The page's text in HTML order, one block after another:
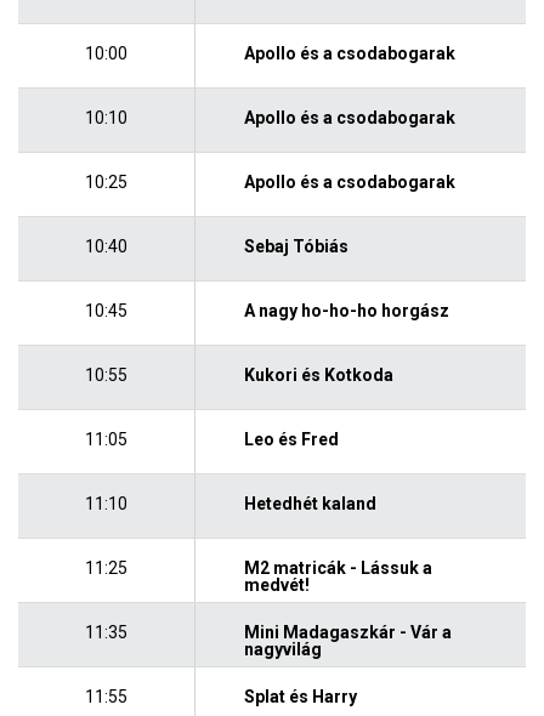
10:00 Apollo és a csodabogarak
10:10 Apollo és a csodabogarak
10:25 Apollo és a csodabogarak
10:40 Sebaj Tóbiás
10:45 A nagy ho-ho-ho horgász
10:55 Kukori és Kotkoda
11:05 Leo és Fred
11:10 Hetedhét kaland
11:25
M2 matricák - Lássuk a
medvét!
11:35
Mini Madagaszkár - Vár a
nagyvilág
11:55 Splat és Harry